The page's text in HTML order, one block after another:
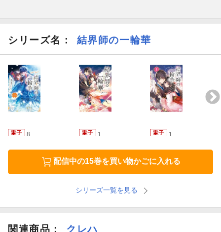
シリーズ名： 結界師の一輪華
8 1 1
配信中の15巻を買い物かごに入れる
シリーズ一覧を見る
関連商品 ： クレハ